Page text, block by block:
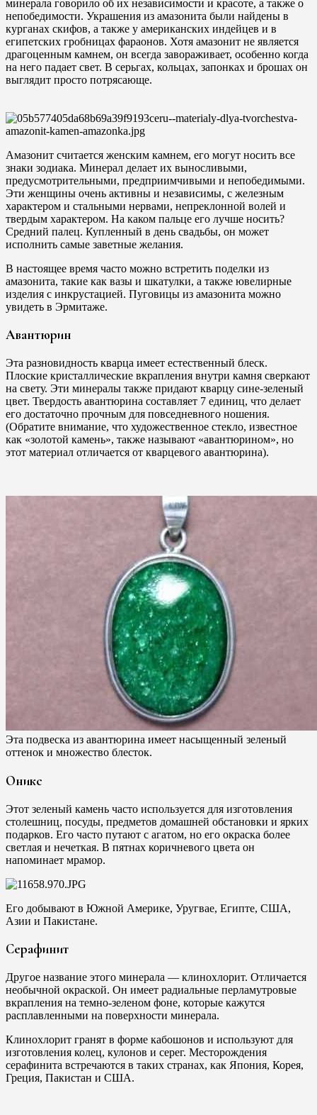
минерала говорило об их независимости и красоте, а также о
непобедимости. Украшения из амазонита были найдены в
курганах скифов, а также у американских индейцев и в
египетских гробницах фараонов. Хотя амазонит не является
драгоценным камнем, он всегда завораживает, особенно когда
на него падает свет. В серьгах, кольцах, запонках и брошах он
выглядит просто потрясающе.
Амазонит считается женским камнем, его могут носить все
знаки зодиака. Минерал делает их выносливыми,
предусмотрительными, предприимчивыми и непобедимыми.
Эти женщины очень активны и независимы, с железным
характером и стальными нервами, непреклонной волей и
твердым характером. На каком пальце его лучше носить?
Средний палец. Купленный в день свадьбы, он может
исполнить самые заветные желания.
В настоящее время часто можно встретить поделки из
амазонита, такие как вазы и шкатулки, а также ювелирные
изделия с инкрустацией. Пуговицы из амазонита можно
увидеть в Эрмитаже.
Авантюрин
Эта разновидность кварца имеет естественный блеск.
Плоские кристаллические вкрапления внутри камня сверкают
на свету. Эти минералы также придают кварцу сине-зеленый
цвет. Твердость авантюрина составляет 7 единиц, что делает
его достаточно прочным для повседневного ношения.
(Обратите внимание, что художественное стекло, известное
как «золотой камень», также называют «авантюрином», но
этот материал отличается от кварцевого авантюрина).
Эта подвеска из авантюрина имеет насыщенный зеленый
оттенок и множество блесток.
Оникс
Этот зеленый камень часто используется для изготовления
столешниц, посуды, предметов домашней обстановки и ярких
подарков. Его часто путают с агатом, но его окраска более
светлая и нечеткая. В пятнах коричневого цвета он
напоминает мрамор.
Его добывают в Южной Америке, Уругвае, Египте, США,
Азии и Пакистане.
Серафинит
Другое название этого минерала — клинохлорит. Отличается
необычной окраской. Он имеет радиальные перламутровые
вкрапления на темно-зеленом фоне, которые кажутся
расплавленными на поверхности минерала.
Клинохлорит гранят в форме кабошонов и используют для
изготовления колец, кулонов и серег. Месторождения
серафинита встречаются в таких странах, как Япония, Корея,
Греция, Пакистан и США.